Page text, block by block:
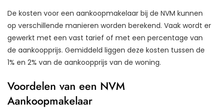
De kosten voor een aankoopmakelaar bij de NVM kunnen
op verschillende manieren worden berekend. Vaak wordt er
gewerkt met een vast tarief of met een percentage van
de aankoopprijs. Gemiddeld liggen deze kosten tussen de
1% en 2% van de aankoopprijs van de woning.
Voordelen van een NVM
Aankoopmakelaar